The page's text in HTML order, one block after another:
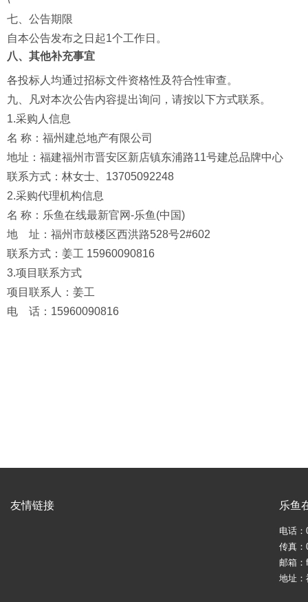
七、公告期限
自本公告发布之日起1个工作日。
八、其他补充事宜
各投标人均通过招标文件资格性及符合性审查。
九、凡对本次公告内容提出询问，请按以下方式联系。
1.采购人信息
名 称：福州建总地产有限公司
地址：福建福州市晋安区新店镇东浦路11号建总品牌中心
联系方式：林女士、13705092248
2.采购代理机构信息
名 称：乐鱼在线最新官网-乐鱼(中国)
地 址：福州市鼓楼区西洪路528号2#602
联系方式：姜工 15960090816
3.项目联系方式
项目联系人：姜工
电 话：15960090816
友情链接 乐鱼
电话：
传真：
邮箱
地址